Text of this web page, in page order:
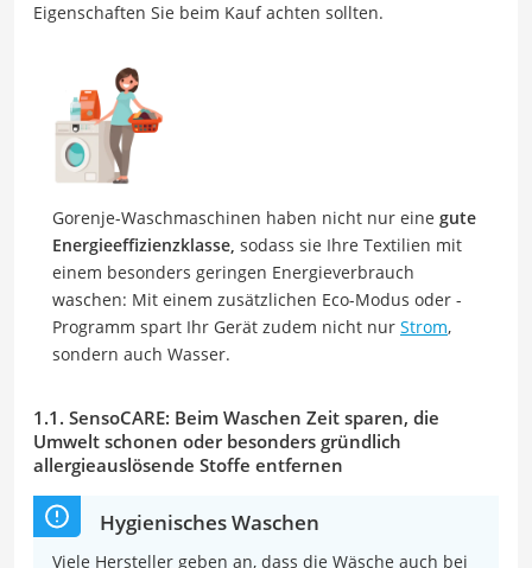
Eigenschaften Sie beim Kauf achten sollten.
Gorenje-Waschmaschinen haben nicht nur eine gute
Energieeffizienzklasse, sodass sie Ihre Textilien mit
einem besonders geringen Energieverbrauch
waschen: Mit einem zusätzlichen Eco-Modus oder -
Programm spart Ihr Gerät zudem nicht nur Strom,
sondern auch Wasser.
1.1. SensoCARE: Beim Waschen Zeit sparen, die
Umwelt schonen oder besonders gründlich
allergieauslösende Stoffe entfernen
Hygienisches Waschen
Viele Hersteller geben an, dass die Wäsche auch bei